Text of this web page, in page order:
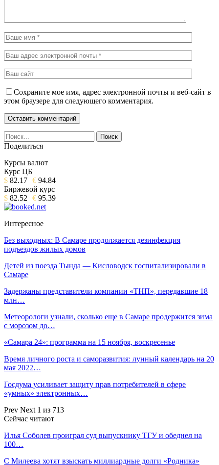
Сохраните мое имя, адрес электронной почты и веб-сайт в
этом браузере для следующего комментария.
Поделиться
Курсы валют
Курс ЦБ
$ 82.17 € 94.84
Биржевой курс
$ 82.52 € 95.39
Интересное
Без выходных: В Самаре продолжается дезинфекция
подъездов жилых домов
Детей из поезда Тында — Кисловодск госпитализировали в
Самаре
Задержаны представители компании «ТНП», передавшие 18
млн…
Метеорологи узнали, сколько еще в Самаре продержится зима
с морозом до…
«Самара 24»: программа на 15 ноября, воскресенье
Время личного роста и саморазвития: лунный календарь на 20
мая 2022…
Госдума усиливает защиту прав потребителей в сфере
«умных» электронных…
Prev Next 1 из 713
Сейчас читают
Илья Соболев проиграл суд выпускнику ТГУ и обеднел на
100…
С Милеева хотят взыскать миллиардные долги «Родника»